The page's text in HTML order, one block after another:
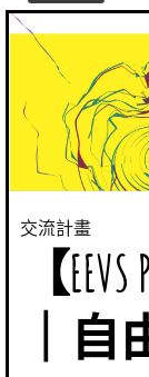
交流計畫
【
｜